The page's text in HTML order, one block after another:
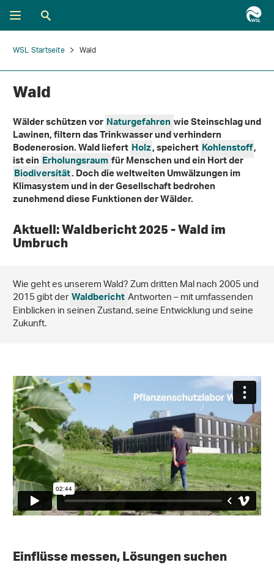
WSL Startseite Wald
Wald
Wälder schützen vor Naturgefahren wie Steinschlag und
Lawinen, filtern das Trinkwasser und verhindern
Bodenerosion. Wald liefert Holz, speichert Kohlenstoff,
ist ein Erholungsraumfür Menschen und ein Hort der
Biodiversität. Doch die weltweiten Umwälzungen im
Klimasystem und in der Gesellschaft bedrohen
zunehmend diese Funktionen der Wälder.
Aktuell: Waldbericht 2025 - Wald im
Umbruch
Wie geht es unserem Wald? Zum dritten Mal nach 2005 und
2015 gibt derWaldberichtAntworten – mit umfassenden
Einblicken in seinen Zustand, seine Entwicklung und seine
Zukunft.
Einflüsse messen, Lösungen suchen